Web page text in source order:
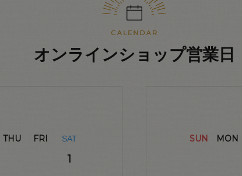
オンラインショップ営業日
THU FRI SAT
1
SUN MON